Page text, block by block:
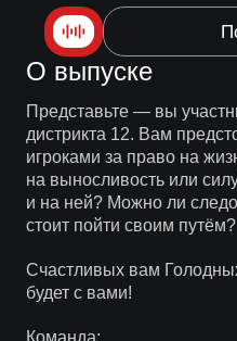
О выпуске
Представьте — вы
дистрикта 12. Вам
игроками за право на
на выносливость или
и на ней? Можно ли
стоит пойти своим путём?
Счастливых вам
будет с вами!
Команда: